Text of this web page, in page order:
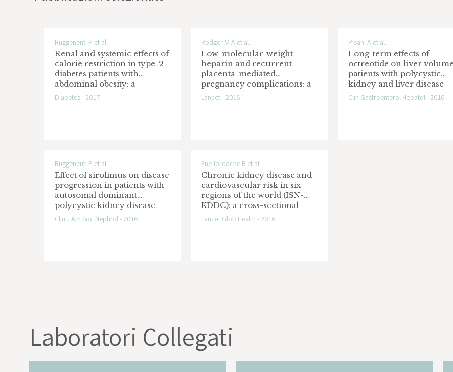
Ruggenenti P et al.
Renal and systemic effects of
calorie restriction in type-2
diabetes patients with
abdominal obesity: a
randomized controlled trial
Diabetes - 2017
Rodger M A et al.
Low-molecular-weight
heparin and recurrent
placenta-mediated
pregnancy complications: a
meta-analysis of individual
Lancet - 2016
Pisani A et al.
Long-term effects of
octreotide on liver
patients with polycystic
kidney and liver disease
Clin Gastroenterol Hepatol - 2016
Ruggenenti P et al.
Effect of sirolimus on disease
progression in patients with
autosomal dominant
polycystic kidney disease
and CKD stages 3b-4
Clin J Am Soc Nephrol - 2016
Ene-Iordache B et al.
Chronic kidney disease and
cardiovascular risk in six
regions of the world (ISN-
KDDC): a cross-sectional
study
Lancet Glob Health - 2016
Laboratori Collegati